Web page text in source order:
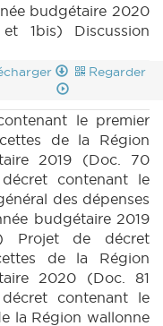
budgétaire 2020
1bis) Discussion
Regarder
le premier
de la Région
2019 (Doc. 70
contenant le
des dépenses
budgétaire 2019
Projet de décret
de la Région
2020 (Doc. 81
contenant le
la Région wallonne